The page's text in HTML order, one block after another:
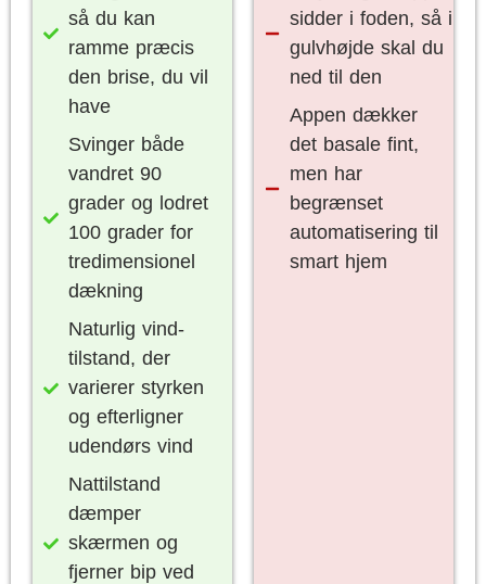
så du kan
ramme præcis
den brise, du vil
have
Svinger både
vandret 90
grader og lodret
100 grader for
tredimensionel
dækning
Naturlig vind-
tilstand, der
varierer styrken
og efterligner
udendørs vind
Nattilstand
dæmper
skærmen og
fjerner bip ved
sidder i foden, så i
gulvhøjde skal du
ned til den
Appen dækker
det basale fint,
men har
begrænset
automatisering til
smart hjem